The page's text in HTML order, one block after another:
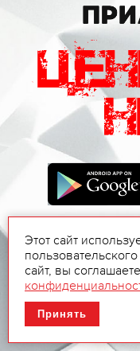
Этот сайт
сайт, вы
Принять